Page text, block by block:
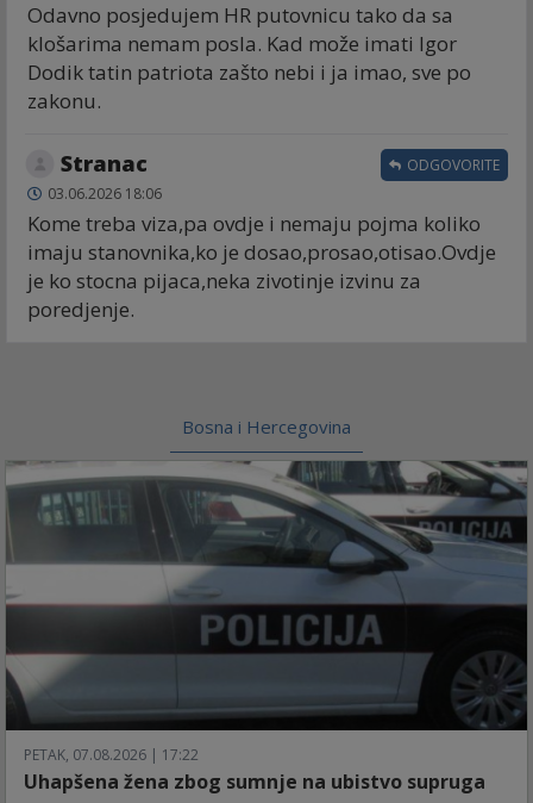
Odavno posjedujem HR putovnicu tako da sa
klošarima nemam posla. Kad može imati Igor
Dodik tatin patriota zašto nebi i ja imao, sve po
zakonu.
Stranac
03.06.2026 18:06
Kome treba viza,pa ovdje i nemaju pojma koliko
imaju stanovnika,ko je dosao,prosao,otisao.Ovdje
je ko stocna pijaca,neka zivotinje izvinu za
poredjenje.
ODGOVORITE
Bosna i Hercegovina
PETAK, 07.08.2026 | 17:22
Uhapšena žena zbog sumnje na ubistvo supruga